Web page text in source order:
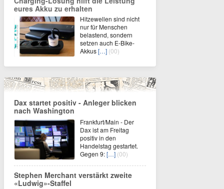
eures Akku zu erhalten
Hitzewellen sind nicht
nur für Menschen
belastend, sondern
setzen auch E-Bike-
Akkus[…] (00)
Dax startet positiv - Anleger blicken
nach Washington
Frankfurt/Main - Der
Dax ist am Freitag
positiv in den
Handelstag gestartet.
Gegen 9:[…] (00)
Stephen Merchant verstärkt zweite
«Ludwig»-Staffel